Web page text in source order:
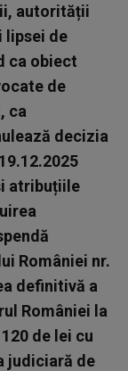
autorității
lipsei de
ca obiect
de
ca
decizia
atribuțiile
României nr.
definitivă a
României la
de lei cu
judiciară de